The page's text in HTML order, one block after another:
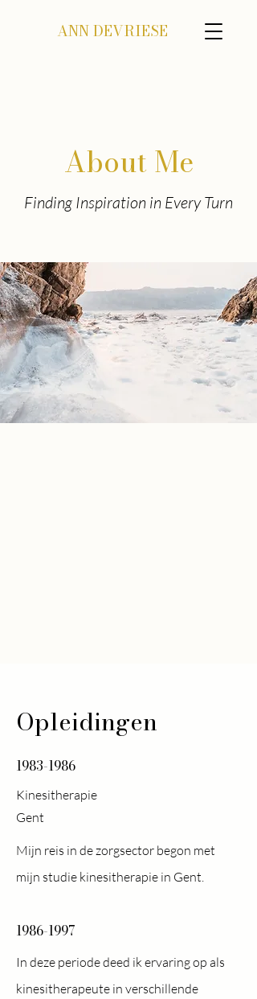
ANN DEVRIESE
About Me
Finding Inspiration in Every Turn
Opleidingen
1983-1986
Kinesitherapie
Gent
Mijn reis in de zorgsector begon met
mijn studie kinesitherapie in Gent.
1986-1997
In deze periode deed ik ervaring op als
kinesitherapeute in verschillende